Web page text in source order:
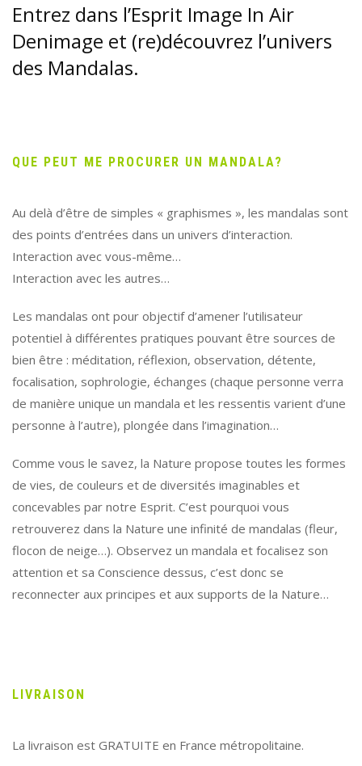
Entrez dans l’Esprit Image In Air
Denimage et (re)découvrez l’univers
des Mandalas.
QUE PEUT ME PROCURER UN MANDALA?
Au delà d’être de simples « graphismes », les mandalas sont
des points d’entrées dans un univers d’interaction.
Interaction avec vous-même…
Interaction avec les autres…
Les mandalas ont pour objectif d’amener l’utilisateur
potentiel à différentes pratiques pouvant être sources de
bien être : méditation, réflexion, observation, détente,
focalisation, sophrologie, échanges (chaque personne verra
de manière unique un mandala et les ressentis varient d’une
personne à l’autre), plongée dans l’imagination…
Comme vous le savez, la Nature propose toutes les formes
de vies, de couleurs et de diversités imaginables et
concevables par notre Esprit. C’est pourquoi vous
retrouverez dans la Nature une infinité de mandalas (fleur,
flocon de neige…). Observez un mandala et focalisez son
attention et sa Conscience dessus, c’est donc se
reconnecter aux principes et aux supports de la Nature…
LIVRAISON
La livraison est GRATUITE en France métropolitaine.